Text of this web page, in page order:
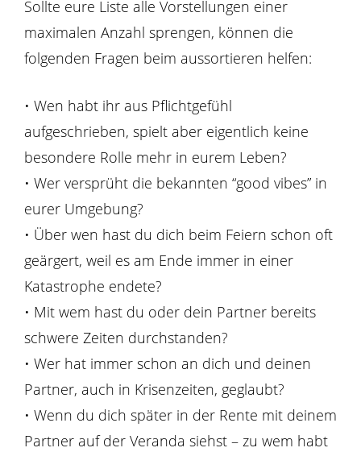
Sollte eure Liste alle Vorstellungen einer
maximalen Anzahl sprengen, können die
folgenden Fragen beim aussortieren helfen:
• Wen habt ihr aus Pflichtgefühl
aufgeschrieben, spielt aber eigentlich keine
besondere Rolle mehr in eurem Leben?
• Wer versprüht die bekannten “good vibes” in
eurer Umgebung?
• Über wen hast du dich beim Feiern schon oft
geärgert, weil es am Ende immer in einer
Katastrophe endete?
• Mit wem hast du oder dein Partner bereits
schwere Zeiten durchstanden?
• Wer hat immer schon an dich und deinen
Partner, auch in Krisenzeiten, geglaubt?
• Wenn du dich später in der Rente mit deinem
Partner auf der Veranda siehst – zu wem habt